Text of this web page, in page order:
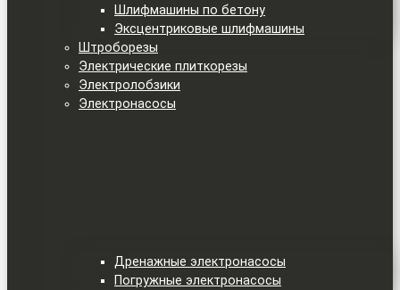
Шлифмашины по бетону
Эксцентриковые шлифмашины
Штроборезы
Электрические плиткорезы
Электролобзики
Электронасосы
Дренажные электронасосы
Погружные электронасосы